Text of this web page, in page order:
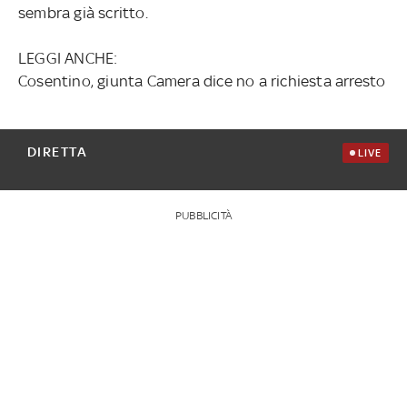
sembra già scritto.
LEGGI ANCHE:
Cosentino, giunta Camera dice no a richiesta arresto
DIRETTA LIVE
PUBBLICITÀ